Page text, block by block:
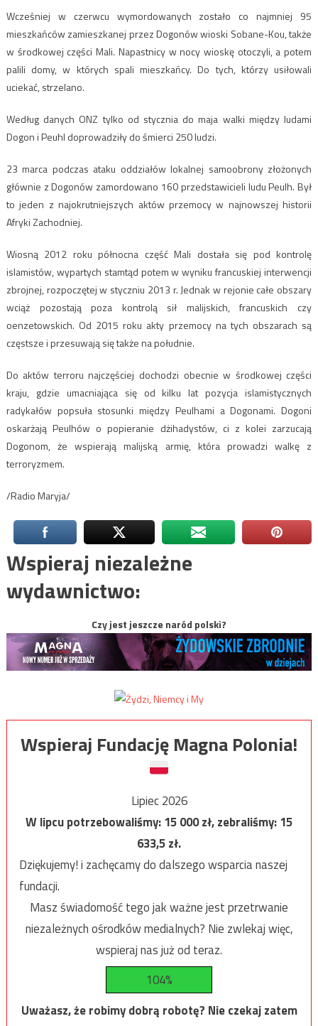
Wcześniej w czerwcu wymordowanych zostało co najmniej 95
mieszkańców zamieszkanej przez Dogonów wioski Sobane-Kou, także
w środkowej części Mali. Napastnicy w nocy wioskę otoczyli, a potem
palili domy, w których spali mieszkańcy. Do tych, którzy usiłowali
uciekać, strzelano.
Według danych ONZ tylko od stycznia do maja walki między ludami
Dogon i Peuhl doprowadziły do śmierci 250 ludzi.
23 marca podczas ataku oddziałów lokalnej samoobrony złożonych
głównie z Dogonów zamordowano 160 przedstawicieli ludu Peulh. Był
to jeden z najokrutniejszych aktów przemocy w najnowszej historii
Afryki Zachodniej.
Wiosną 2012 roku północna część Mali dostała się pod kontrolę
islamistów, wypartych stamtąd potem w wyniku francuskiej interwencji
zbrojnej, rozpoczętej w styczniu 2013 r. Jednak w rejonie całe obszary
wciąż pozostają poza kontrolą sił malijskich, francuskich czy
oenzetowskich. Od 2015 roku akty przemocy na tych obszarach są
częstsze i przesuwają się także na południe.
Do aktów terroru najczęściej dochodzi obecnie w środkowej części
kraju, gdzie umacniająca się od kilku lat pozycja islamistycznych
radykałów popsuła stosunki między Peulhami a Dogonami. Dogoni
oskarżają Peulhów o popieranie dżihadystów, ci z kolei zarzucają
Dogonom, że wspierają malijską armię, która prowadzi walkę z
terroryzmem.
/Radio Maryja/
Wspieraj niezależne
wydawnictwo:
Czy jest jeszcze naród polski?
Wspieraj Fundację Magna Polonia!
Lipiec 2026
W lipcu potrzebowaliśmy:15 000zł, zebraliśmy:15
633,5zł.
Dziękujemy! i zachęcamy do dalszego wsparcia naszej
fundacji.
Masz świadomość tego jak ważne jest przetrwanie
niezależnych ośrodków medialnych? Nie zwlekaj więc,
wspieraj nas już od teraz.
104%
Uważasz, że robimy dobrą robotę? Nie czekaj zatem